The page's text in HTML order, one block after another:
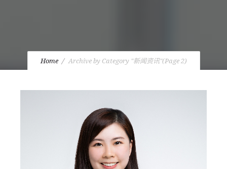
Home Archive by Category "新闻资讯"(Page 2)